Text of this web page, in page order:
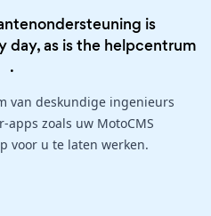
is
day, as is the helpcentrum
.
van deskundige ingenieurs
zoals uw MotoCMS
voor u te laten werken.